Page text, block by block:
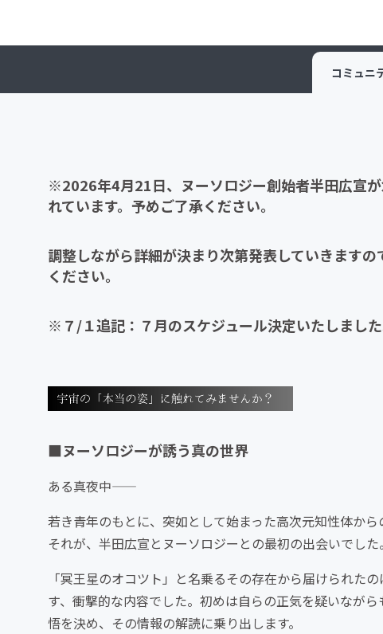
コミュニ
※2026年4月21日、ヌーソロジー創始者半田広宣
れています。予めご了承ください。
調整しながら詳細が決まり次第発表していきます
ください。
※７/１追記：７月のスケジュール決定いたしました
■ヌーソロジーが誘う真の世界
ある真夜中――
若き青年のもとに、突如として始まった高次元知性体から
それが、半田広宣とヌーソロジーとの最初の出会いでした。
「冥王星のオコツト」と名乗るその存在から届けられた
す、衝撃的な内容でした。初めは自らの正気を疑いなが
悟を決め、その情報の解読に乗り出します。